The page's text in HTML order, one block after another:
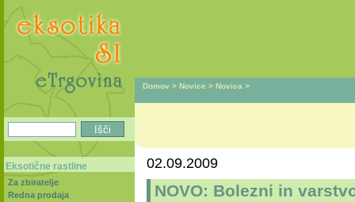
Domov > Novice > Novica >
02.09.2009
NOVO: Bolezni in
Eksotične rastline
Za zbiratelje
Redna prodaja